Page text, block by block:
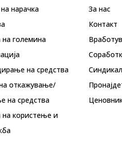
нарачка
на големина
на средства
откажување/
на средства
на користење и
За нас
Контакт